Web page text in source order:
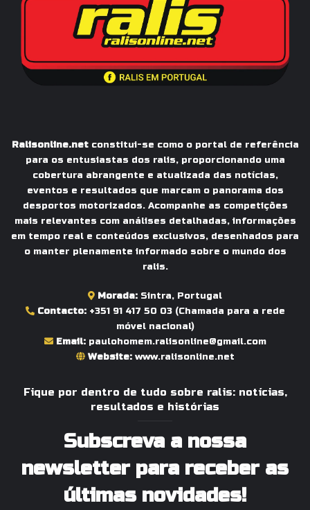
Ralisonline.netconstitui-se como o portal de referência
para os entusiastas dos ralis, proporcionando uma
cobertura abrangente e atualizada das notícias,
eventos e resultados que marcam o panorama dos
desportos motorizados. Acompanhe as competições
mais relevantes com análises detalhadas, informações
em tempo real e conteúdos exclusivos, desenhados para
o manter plenamente informado sobre o mundo dos
ralis.
Morada: Sintra, Portugal
Contacto: +351 91 417 50 03(Chamada para a rede
móvel nacional)
Email: paulohomem.ralisonline@gmail.com
Website: www.ralisonline.net
Fique por dentro de tudo sobre ralis: notícias,
resultados e histórias
Subscreva a nossa
newsletter para receber as
últimas novidades!